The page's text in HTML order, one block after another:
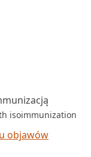
isoimmunization
objawów